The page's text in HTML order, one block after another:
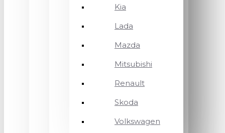
Kia
Lada
Mazda
Mitsubishi
Renault
Skoda
Volkswagen